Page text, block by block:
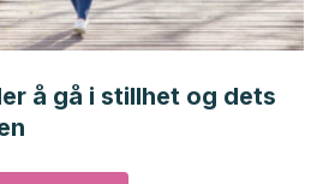
å gå i stillhet og dets